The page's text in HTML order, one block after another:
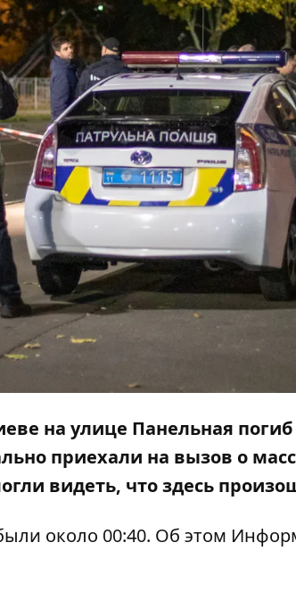
на улице Панельная
приехали на вызов о
видеть, что здесь
около 00:40. Об этом